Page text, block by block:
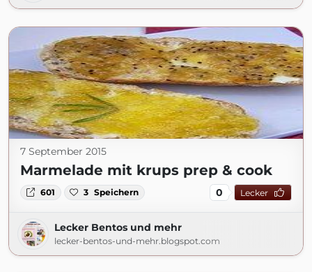
7 September 2015
Marmelade mit krups prep & cook
601 3 Speichern 0 Lecker
Lecker Bentos und mehr
lecker-bentos-und-mehr.blogspot.com